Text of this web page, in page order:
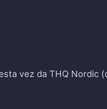
vez da THQ Nordic